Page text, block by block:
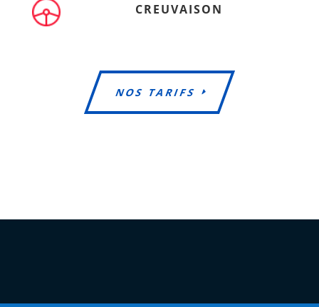
CREUVAISON
NOS TARIFS